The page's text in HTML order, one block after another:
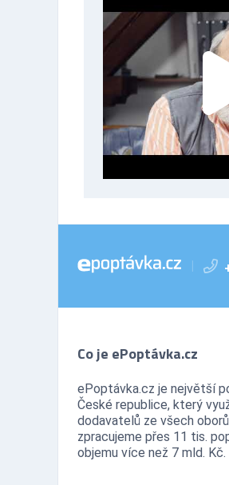
|
Co je ePoptávka.cz
ePoptávka.cz je největší
České republice, který
dodavatelů ze všech
zpracujeme přes 11 tis.
objemu více než 7 mld. Kč.